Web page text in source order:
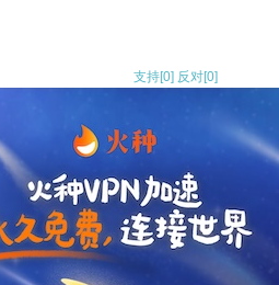
支持[0] 反对[0]
支持[0] 反对